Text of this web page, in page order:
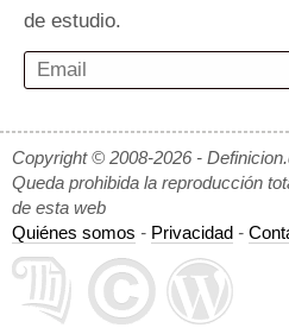
de estudio.
Copyright © 2008-2026 -
Queda prohibida la reproducción
de esta web
Quiénes somos - Privacidad -